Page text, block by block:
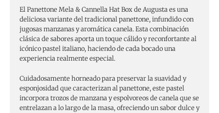
El Panettone Mela & Cannella Hat Box de Augusta es una
deliciosa variante del tradicional panettone, infundido con
jugosas manzanas y aromática canela. Esta combinación
clásica de sabores aporta un toque cálido y reconfortante al
icónico pastel italiano, haciendo de cada bocado una
experiencia realmente especial.
Cuidadosamente horneado para preservar la suavidad y
esponjosidad que caracterizan al panettone, este pastel
incorpora trozos de manzana y espolvoreos de canela que se
entrelazan a lo largo de la masa, ofreciendo un sabor dulce y